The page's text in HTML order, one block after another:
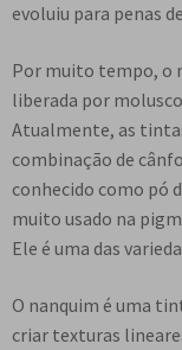
evoluiu para penas
Por muito tempo, o
liberada por
Atualmente, as
combinação de
conhecido como pó
muito usado na
Ele é uma das
O nanquim é uma
criar texturas